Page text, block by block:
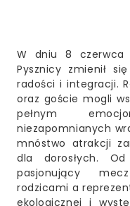
W dniu 8 czerwca
Pysznicy zmienił
radości i integracji.
oraz goście mogli
pełnym
niezapomnianych
mnóstwo atrakcji
dla dorosłych.
pasjonujący
rodzicami a
ekologicznej i